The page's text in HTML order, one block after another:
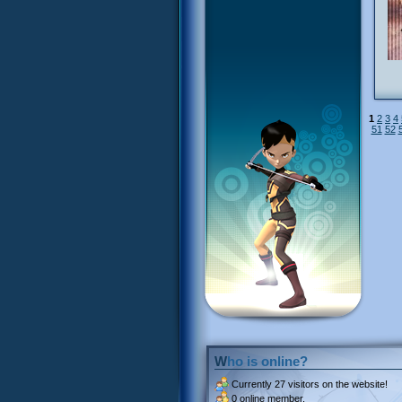
1 2 3 4
51 52
Who is online?
Currently 27 visitors on the website!
0 online member.